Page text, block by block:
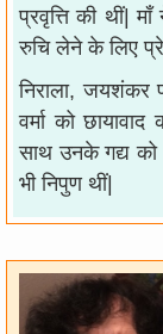
प्रवृत्ति की थीं|
रुचि लेने के लिए
निराला, जयशंकर
वर्मा को
साथ उनके गद्य को
भी निपुण थीं|